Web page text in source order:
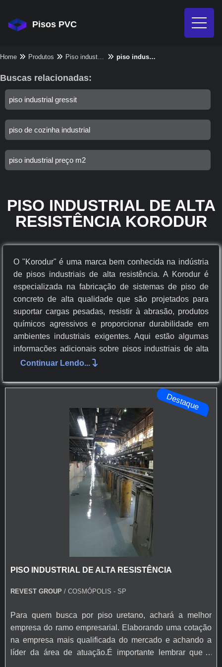
Pisos PVC
Home Produtos Piso industrial - Categoria piso industrial de alta resistência korodur
Buscas relacionadas:
piso industrial gressit
piso de cozinha industrial
piso industrial preço m2
PISO INDUSTRIAL DE ALTA
RESISTÊNCIA KORODUR
O "Korodur" é uma marca bem conhecida na indústria
de pisos industriais de alta resistência. A Korodur é
especializada na fabricação de sistemas de piso de
concreto de alta qualidade que são projetados para
suportar cargas pesadas, resistir à abrasão, produtos
químicos agressivos e proporcionar durabilidade em
ambientes industriais exigentes. Aqui estão algumas
informações adicionais sobre pisos industriais de alta
resistência da Korodur.
CARACTERÍSTICAS DOS PISOS
RESISTÊNCIA KORODUR
DURABILIDADE EXTREMA
Os pisos Korodur são conhecidos por sua durabilidade
excepcional. Eles são projetados para suportar cargas
pesadas, incluindo o tráfego de empilhadeiras,
máquinas industriais e veículos pesados.
RESISTÊNCIA A PRODUTOS QUÍMICOS
Esses pisos são formulados para resistir a produtos
químicos corrosivos, ácidos e solventes, tornando-os
ideais para indústrias químicas, de processamento e
manufatura.
SUPERFÍCIE LISA E ANTIDERRAPANTE
Os pisos Korodur geralmente têm superfícies lisas, o
que facilita a limpeza, mas também podem ser
projetados com propriedades antiderrapantes para
garantir a segurança dos trabalhadores.
Continuar Lendo...
Destaque
PISO INDUSTRIAL DE ALTA RESISTÊNCIA
REVEST GROUP / COSMÓPOLIS - SP
Para quem busca por piso uretano, achará a melhor
empresa do ramo empresarial. Elaborando uma cotação
na empresa mais qualificada do mercado e achando a
líder da área de atuação.É importante lembrar que o